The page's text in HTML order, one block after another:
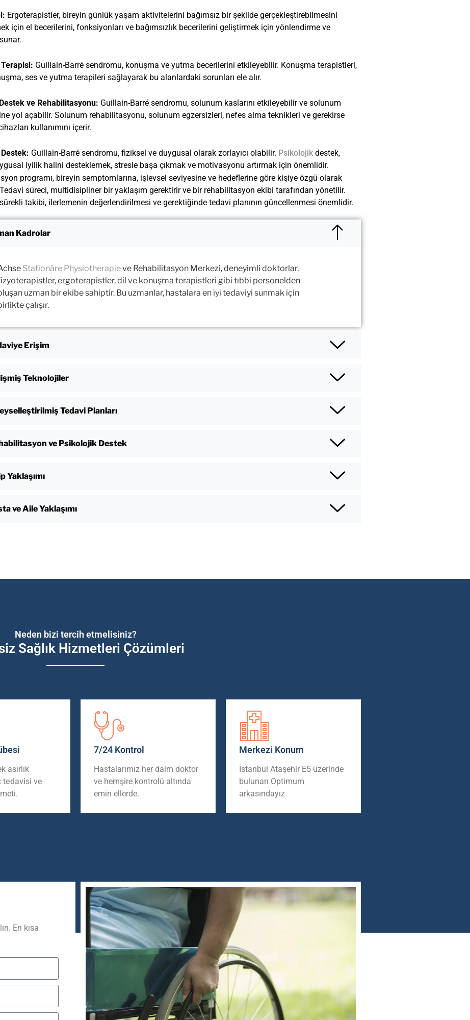
Ergoterapistler, bireyin günlük yaşam aktivitelerini bağımsız bir şekilde gerçekleştirebilmesini
için el becerilerini, fonksiyonları ve bağımsızlık becerilerini geliştirmek için yönlendirme ve
Guillain-Barré sendromu, konuşma ve yutma becerilerini etkileyebilir. Konuşma terapistleri,
ses ve yutma terapileri sağlayarak bu alanlardaki sorunları ele alır.
ve Rehabilitasyonu: Guillain-Barré sendromu, solunum kaslarını etkileyebilir ve solunum
yol açabilir. Solunum rehabilitasyonu, solunum egzersizleri, nefes alma teknikleri ve gerekirse
kullanımını içerir.
Destek: Guillain-Barré sendromu, fiziksel ve duygusal olarak zorlayıcı olabilir. Psikolojik destek,
iyilik halini desteklemek, stresle başa çıkmak ve motivasyonu artırmak için önemlidir.
programı, bireyin semptomlarına, işlevsel seviyesine ve hedeflerine göre kişiye özgü olarak
süreci, multidisipliner bir yaklaşım gerektirir ve bir rehabilitasyon ekibi tarafından yönetilir.
takibi, ilerlemenin değerlendirilmesi ve gerektiğinde tedavi planının güncellenmesi önemlidir.
Kadrolar
Stationäre Physiotherapieve Rehabilitasyon Merkezi, deneyimli doktorlar,
ergoterapistler, dil ve konuşma terapistleri gibi tıbbi personelden
uzman bir ekibe sahiptir. Bu uzmanlar, hastalara en iyi tedaviyi sunmak için
çalışır.
Erişim
Teknolojiler
Tedavi Planları
ve Psikolojik Destek
Yaklaşımı
ve Aile Yaklaşımı
Neden bizi tercih etmelisiniz?
Sağlık Hizmetleri Çözümleri
asırlık
tedavisi ve
7/24 Kontrol
Hastalarımız her daim doktor
ve hemşire kontrolü altında
emin ellerde.
Merkezi Konum
İstanbul Ataşehir E5 üzerinde
bulunan Optimum
arkasındayız.
En kısa